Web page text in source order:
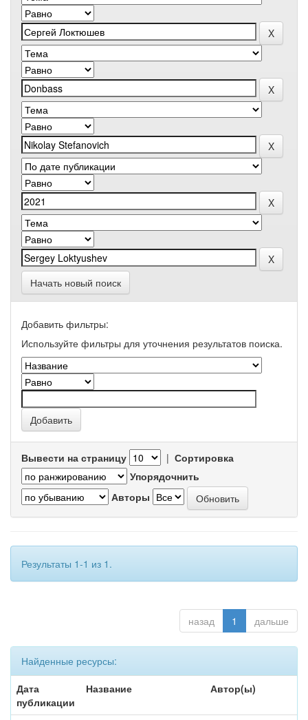
Начать новый поиск
Добавить фильтры:
Используйте фильтры для уточнения результатов поиска.
Вывести на страницу | Сортировка
Упорядочнить
Авторы
Результаты 1-1 из 1.
назад 1 дальше
Найденные ресурсы:
Дата
публикации
Название Автор(ы)